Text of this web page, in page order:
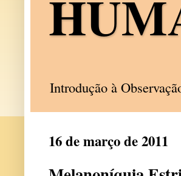
Introdução à
16 de março de 2011